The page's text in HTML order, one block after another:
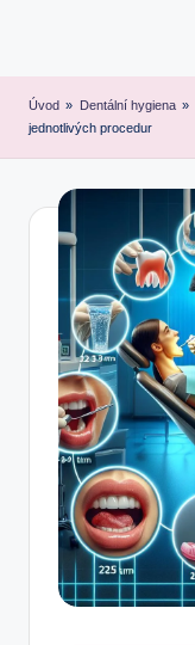
Úvod » Dentální hygiena »
jednotlivých procedur